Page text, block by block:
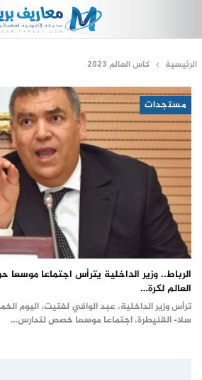
الرئيسية كاس العالم 2023
مستجدات
الرباط.. وزير الداخلية يترأس اجتماعا
العالم لكرة…
ترأس وزير الداخلية، عبد الوافي لفتيت، اليوم
سلا- القنيطرة، اجتماعا موسعا خصص لتدارس…